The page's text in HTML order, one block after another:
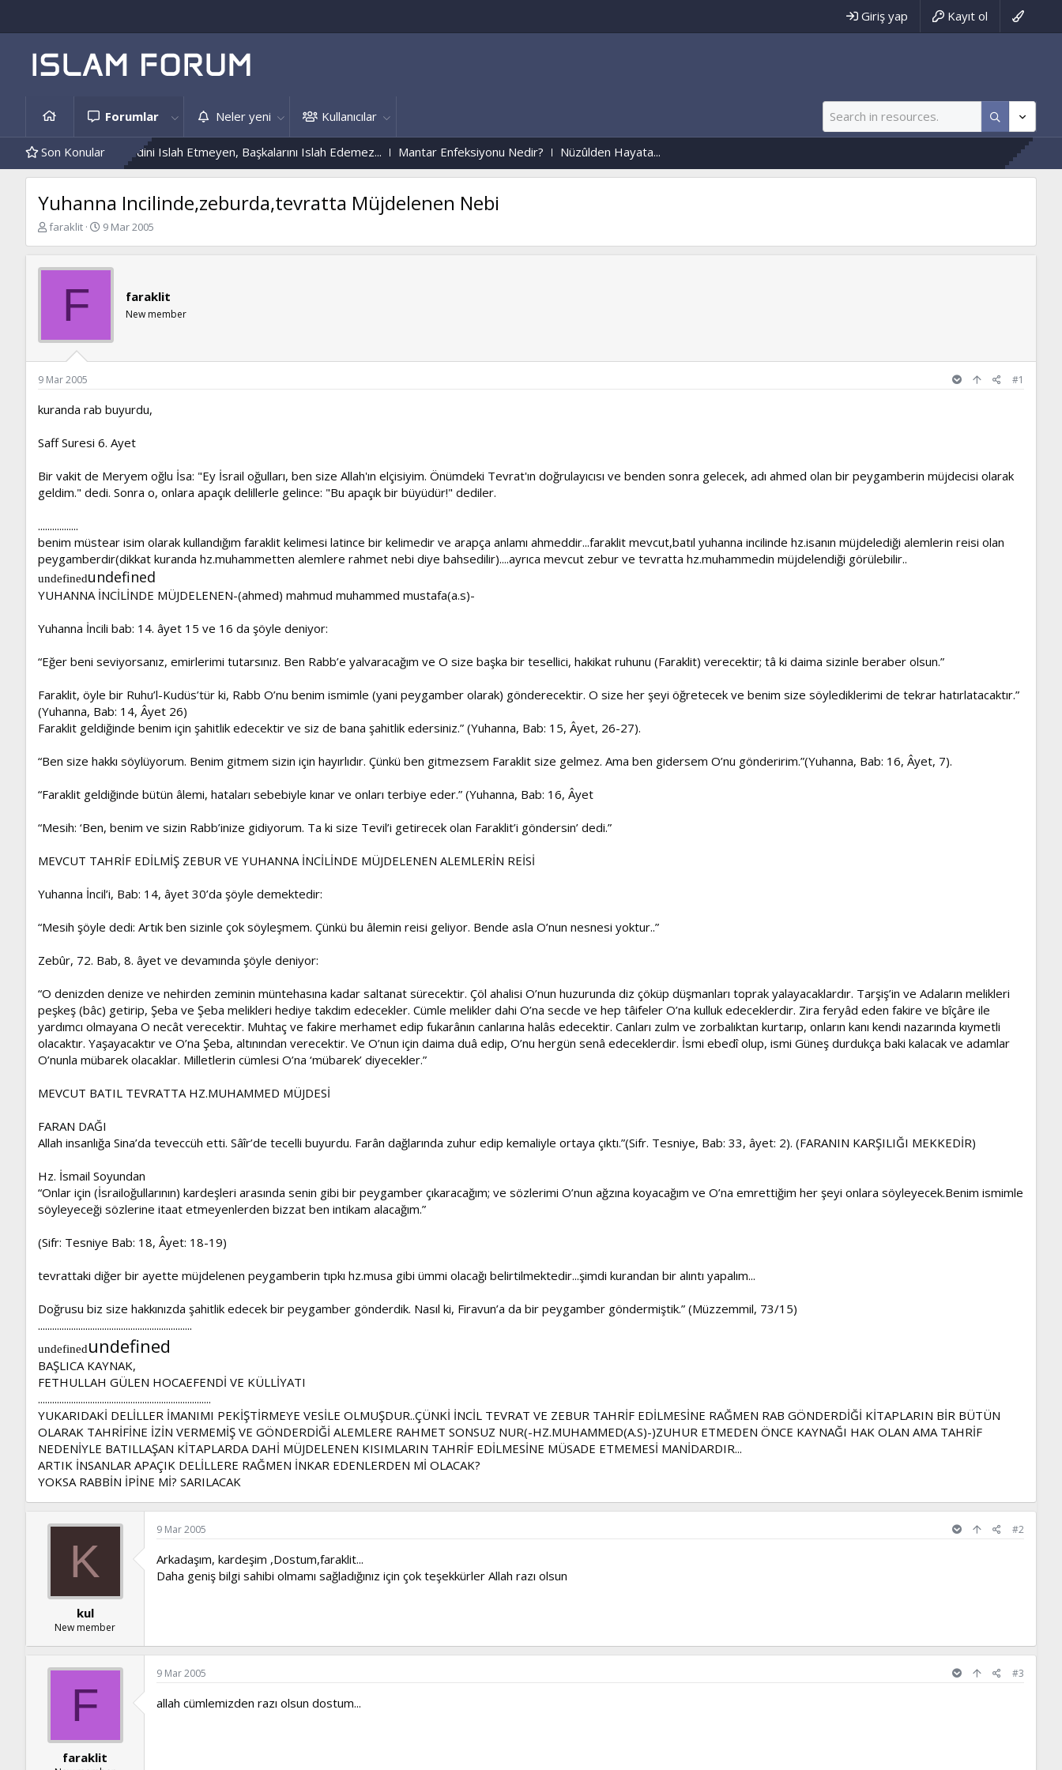
Giriş yap Kayıt ol
Forumlar Neler yeni Kullanıcılar
Son Konular
Örnekleri Kendini Islah Etmeyen, Başkalarını Islah Edemez... Mantar Enfeksiyonu Nedir? Nüzûlden Hayata...
Yuhanna Incilinde,zeburda,tevratta Müjdelenen Nebi
K
b
a
a
a
faraklit
B
l
ç
h
9 Mar 2005
F faraklit
New member
9 Mar 2005 #1
kuranda rab buyurdu,
Saff Suresi 6. Ayet
Bir vakit de Meryem oğlu İsa: "Ey İsrail oğulları, ben size Allah'ın elçisiyim. Önümdeki Tevrat'ın doğrulayıcısı ve benden sonra gelecek, adı ahmed olan bir peygamberin müjdecisi olarak
geldim." dedi. Sonra o, onlara apaçık delillerle gelince: "Bu apaçık bir büyüdür!" dediler.
.................
benim müstear isim olarak kullandığım faraklit kelimesi latince bir kelimedir ve arapça anlamı ahmeddir...faraklit mevcut,batıl yuhanna incilinde hz.isanın müjdelediği alemlerin reisi olan
peygamberdir(dikkat kuranda hz.muhammetten alemlere rahmet nebi diye bahsedilir)....ayrıca mevcut zebur ve tevratta hz.muhammedin müjdelendiği görülebilir..
undefinedundefined
YUHANNA İNCİLİNDE MÜJDELENEN-(ahmed) mahmud muhammed mustafa(a.s)-
Yuhanna İncili bab: 14. âyet 15 ve 16 da şöyle deniyor:
“Eğer beni seviyorsanız, emirlerimi tutarsınız. Ben Rabb’e yalvaracağım ve O size başka bir tesellici, hakikat ruhunu (Faraklit) verecektir; tâ ki daima sizinle beraber olsun.”
Faraklit, öyle bir Ruhu’l-Kudüs’tür ki, Rabb O’nu benim ismimle (yani peygamber olarak) gönderecektir. O size her şeyi öğretecek ve benim size söylediklerimi de tekrar hatırlatacaktır.”
(Yuhanna, Bab: 14, Âyet 26)
Faraklit geldiğinde benim için şahitlik edecektir ve siz de bana şahitlik edersiniz.” (Yuhanna, Bab: 15, Âyet, 26-27).
“Ben size hakkı söylüyorum. Benim gitmem sizin için hayırlıdır. Çünkü ben gitmezsem Faraklit size gelmez. Ama ben gidersem O’nu gönderirim.”(Yuhanna, Bab: 16, Âyet, 7).
“Faraklit geldiğinde bütün âlemi, hataları sebebiyle kınar ve onları terbiye eder.” (Yuhanna, Bab: 16, Âyet
“Mesih: ‘Ben, benim ve sizin Rabb’inize gidiyorum. Ta ki size Tevil’i getirecek olan Faraklit’i göndersin’ dedi.”
MEVCUT TAHRİF EDİLMİŞ ZEBUR VE YUHANNA İNCİLİNDE MÜJDELENEN ALEMLERİN REİSİ
Yuhanna İncil’i, Bab: 14, âyet 30’da şöyle demektedir:
“Mesih şöyle dedi: Artık ben sizinle çok söyleşmem. Çünkü bu âlemin reisi geliyor. Bende asla O’nun nesnesi yoktur..”
Zebûr, 72. Bab, 8. âyet ve devamında şöyle deniyor:
“O denizden denize ve nehirden zeminin müntehasına kadar saltanat sürecektir. Çöl ahalisi O’nun huzurunda diz çöküp düşmanları toprak yalayacaklardır. Tarşiş’in ve Adaların melikleri
peşkeş (bâc) getirip, Şeba ve Şeba melikleri hediye takdim edecekler. Cümle melikler dahi O’na secde ve hep tâifeler O’na kulluk edeceklerdir. Zira feryâd eden fakire ve bîçâre ile
yardımcı olmayana O necât verecektir. Muhtaç ve fakire merhamet edip fukarânın canlarına halâs edecektir. Canları zulm ve zorbalıktan kurtarıp, onların kanı kendi nazarında kıymetli
olacaktır. Yaşayacaktır ve O’na Şeba, altınından verecektir. Ve O’nun için daima duâ edip, O’nu hergün senâ edeceklerdir. İsmi ebedî olup, ismi Güneş durdukça baki kalacak ve adamlar
O’nunla mübarek olacaklar. Milletlerin cümlesi O’na ‘mübarek’ diyecekler.”
MEVCUT BATIL TEVRATTA HZ.MUHAMMED MÜJDESİ
FARAN DAĞI
Allah insanlığa Sina’da teveccüh etti. Sâîr’de tecelli buyurdu. Farân dağlarında zuhur edip kemaliyle ortaya çıktı.”(Sifr. Tesniye, Bab: 33, âyet: 2). (FARANIN KARŞILIĞI MEKKEDİR)
Hz. İsmail Soyundan
“Onlar için (İsrailoğullarının) kardeşleri arasında senin gibi bir peygamber çıkaracağım; ve sözlerimi O’nun ağzına koyacağım ve O’na emrettiğim her şeyi onlara söyleyecek.Benim ismimle
söyleyeceği sözlerine itaat etmeyenlerden bizzat ben intikam alacağım.”
(Sifr: Tesniye Bab: 18, Âyet: 18-19)
tevrattaki diğer bir ayette müjdelenen peygamberin tıpkı hz.musa gibi ümmi olacağı belirtilmektedir...şimdi kurandan bir alıntı yapalım...
Doğrusu biz size hakkınızda şahitlik edecek bir peygamber gönderdik. Nasıl ki, Firavun’a da bir peygamber göndermiştik.” (Müzzemmil, 73/15)
.................................................................
undefinedundefined
BAŞLICA KAYNAK,
FETHULLAH GÜLEN HOCAEFENDİ VE KÜLLİYATI
.........................................................................
YUKARIDAKİ DELİLLER İMANIMI PEKİŞTİRMEYE VESİLE OLMUŞDUR..ÇÜNKİ İNCİL TEVRAT VE ZEBUR TAHRİF EDİLMESİNE RAĞMEN RAB GÖNDERDİĞİ KİTAPLARIN BİR BÜTÜN
OLARAK TAHRİFİNE İZİN VERMEMİŞ VE GÖNDERDİĞİ ALEMLERE RAHMET SONSUZ NUR(-HZ.MUHAMMED(A.S)-)ZUHUR ETMEDEN ÖNCE KAYNAĞI HAK OLAN AMA TAHRİF
NEDENİYLE BATILLAŞAN KİTAPLARDA DAHİ MÜJDELENEN KISIMLARIN TAHRİF EDİLMESİNE MÜSADE ETMEMESİ MANİDARDIR...
ARTIK İNSANLAR APAÇIK DELİLLERE RAĞMEN İNKAR EDENLERDEN Mİ OLACAK?
YOKSA RABBİN İPİNE Mİ? SARILACAK
K
kul
New member
9 Mar 2005 #2
Arkadaşım, kardeşim ,Dostum,faraklit...
Daha geniş bilgi sahibi olmamı sağladığınız için çok teşekkürler Allah razı olsun
F
faraklit
9 Mar 2005 #3
allah cümlemizden razı olsun dostum...